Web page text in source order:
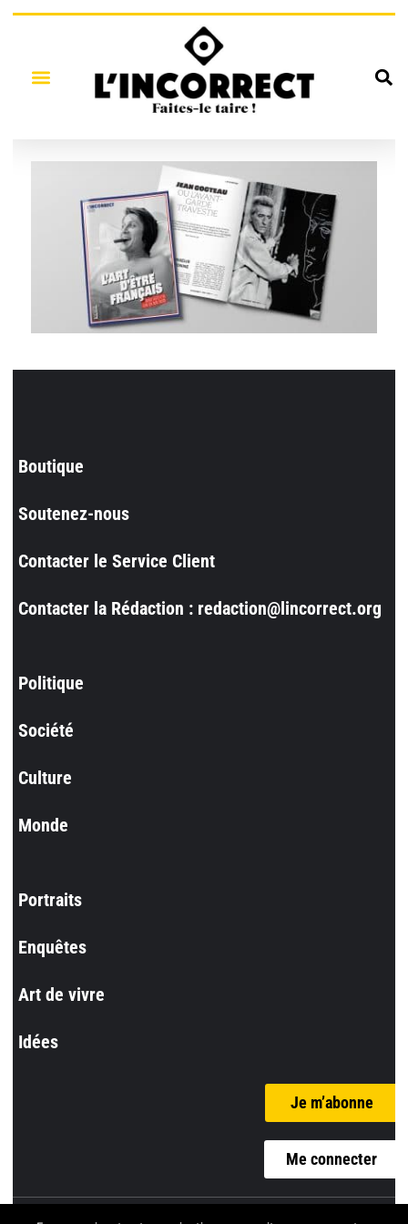
Boutique
Soutenez-nous
Contacter le Service Client
Contacter la Rédaction : redaction@lincorrect.org
Politique
Société
Culture
Monde
Portraits
Enquêtes
Art de vivre
Idées
Je m’abonne
Me connecter